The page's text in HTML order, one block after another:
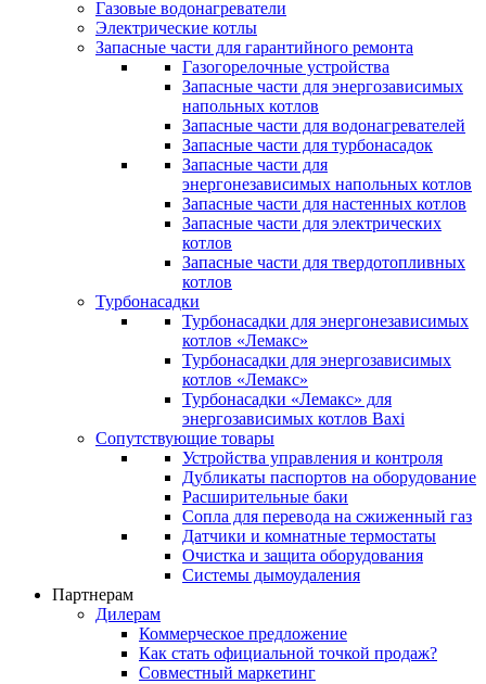
Газовые водонагреватели
Электрические котлы
Запасные части для гарантийного ремонта
Газогорелочные устройства
Запасные части для энергозависимых
напольных котлов
Запасные части для водонагревателей
Запасные части для турбонасадок
Запасные части для
энергонезависимых напольных котлов
Запасные части для настенных котлов
Запасные части для электрических
котлов
Запасные части для твердотопливных
котлов
Турбонасадки
Турбонасадки для энергонезависимых
котлов «Лемакс»
Турбонасадки для энергозависимых
котлов «Лемакс»
Турбонасадки «Лемакс» для
энергозависимых котлов Baxi
Сопутствующие товары
Устройства управления и контроля
Дубликаты паспортов на оборудование
Расширительные баки
Сопла для перевода на сжиженный газ
Датчики и комнатные термостаты
Очистка и защита оборудования
Системы дымоудаления
Партнерам
Дилерам
Коммерческое предложение
Как стать официальной точкой продаж?
Совместный маркетинг